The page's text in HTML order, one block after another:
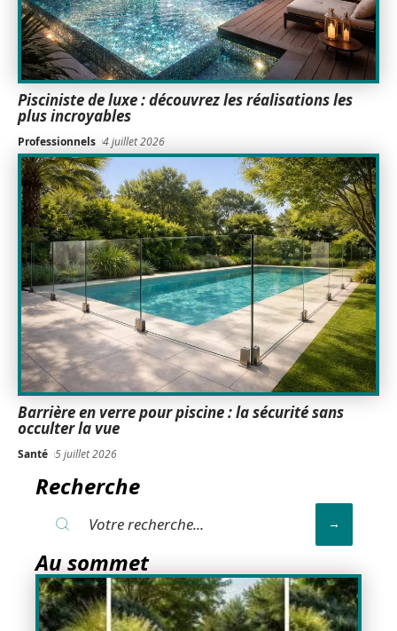
Pisciniste de luxe : découvrez les réalisations les
plus incroyables
Professionnels 4 juillet 2026
Barrière en verre pour piscine : la sécurité sans
occulter la vue
Santé 5 juillet 2026
Recherche
Au sommet